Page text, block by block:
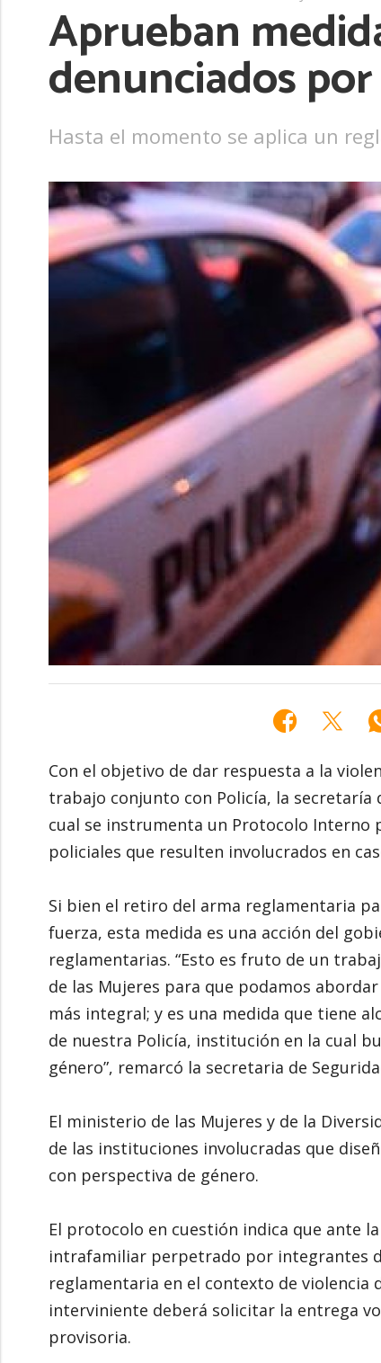
Aprueban
denunciados
Hasta el momento se aplica un
Con el objetivo de dar respuesta a la
trabajo conjunto con Policía, la secretaría
cual se instrumenta un Protocolo Interno
policiales que resulten involucrados en
Si bien el retiro del arma reglamentaria
fuerza, esta medida es una acción del
reglamentarias. “Esto es fruto de un
de las Mujeres para que podamos
más integral; y es una medida que tiene
de nuestra Policía, institución en la cual
género”, remarcó la secretaria de
El ministerio de las Mujeres y de la
de las instituciones involucradas que
con perspectiva de género.
El protocolo en cuestión indica que ante
intrafamiliar perpetrado por integrantes
reglamentaria en el contexto de
interviniente deberá solicitar la entrega
provisoria.